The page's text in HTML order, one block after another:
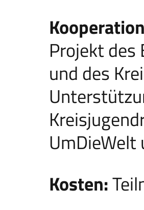
Projekt des
und des
UmDieWelt
Kosten: